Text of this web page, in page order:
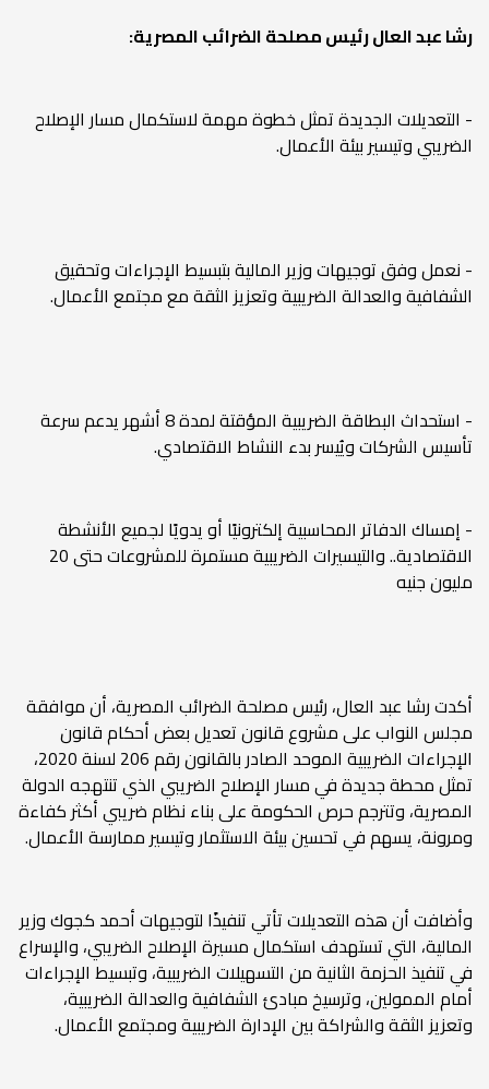
رشا عبد العال رئيس مصلحة الضرائب المصرية:
- التعديلات الجديدة تمثل خطوة مهمة لاستكمال مسار الإصلاح
الضريبي وتيسير بيئة الأعمال.
- نعمل وفق توجيهات وزير المالية بتبسيط الإجراءات وتحقيق
الشفافية والعدالة الضريبية وتعزيز الثقة مع مجتمع الأعمال.
- استحداث البطاقة الضريبية المؤقتة لمدة 8 أشهر يدعم سرعة
تأسيس الشركات ويُيسر بدء النشاط الاقتصادي.
- إمساك الدفاتر المحاسبية إلكترونيًا أو يدويًا لجميع الأنشطة
الاقتصادية.. والتيسيرات الضريبية مستمرة للمشروعات حتى 20
مليون جنيه
أكدت رشا عبد العال، رئيس مصلحة الضرائب المصرية، أن موافقة
مجلس النواب على مشروع قانون تعديل بعض أحكام قانون
الإجراءات الضريبية الموحد الصادر بالقانون رقم 206 لسنة 2020،
تمثل محطة جديدة في مسار الإصلاح الضريبي الذي تنتهجه الدولة
المصرية، وتترجم حرص الحكومة على بناء نظام ضريبي أكثر كفاءة
ومرونة، يسهم في تحسين بيئة الاستثمار وتيسير ممارسة الأعمال.
وأضافت أن هذه التعديلات تأتي تنفيذًا لتوجيهات أحمد كجوك وزير
المالية، التي تستهدف استكمال مسيرة الإصلاح الضريبي، والإسراع
في تنفيذ الحزمة الثانية من التسهيلات الضريبية، وتبسيط الإجراءات
أمام الممولين، وترسيخ مبادئ الشفافية والعدالة الضريبية،
وتعزيز الثقة والشراكة بين الإدارة الضريبية ومجتمع الأعمال.